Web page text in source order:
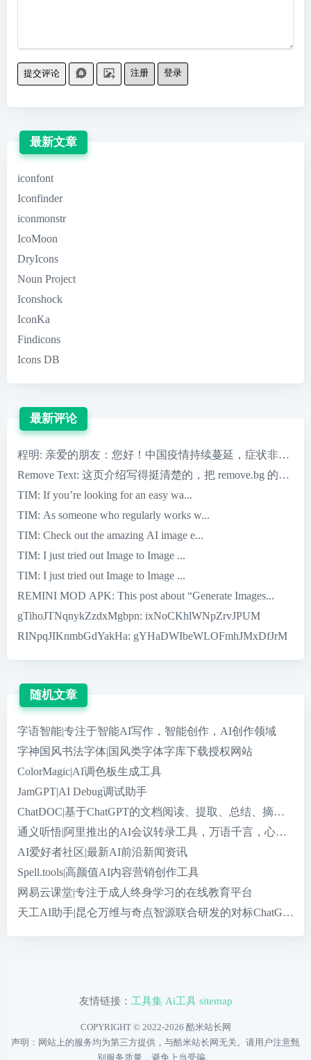
提交评论 注册 登录
最新文章
iconfont
Iconfinder
iconmonstr
IcoMoon
DryIcons
Noun Project
Iconshock
IconKa
Findicons
Icons DB
最新评论
程明: 亲爱的朋友：您好！中国疫情持续蔓延，症状非常严
Remove Text: 这页介绍写得挺清楚的，把 remove.bg 的核心
TIM: If you’re looking for an easy wa...
TIM: As someone who regularly works w...
TIM: Check out the amazing AI image e...
TIM: I just tried out Image to Image ...
TIM: I just tried out Image to Image ...
REMINI MOD APK: This post about “Generate Images...
gTihoJTNqnykZzdxMgbpn: ixNoCKhlWNpZrvJPUM
RINpqJIKnmbGdYakHa: gYHaDWIbeWLOFmhJMxDfJrM
随机文章
字语智能|专注于智能AI写作，智能创作，AI创作领域
字神国风书法字体|国风类字体字库下载授权网站
ColorMagic|AI调色板生成工具
JamGPT|AI Debug调试助手
ChatDOC|基于ChatGPT的文档阅读、提取、总结、摘要的工
通义听悟|阿里推出的AI会议转录工具，万语千言，心领神悟
AI爱好者社区|最新AI前沿新闻资讯
Spell.tools|高颜值AI内容营销创作工具
网易云课堂|专注于成人终身学习的在线教育平台
天工AI助手|昆仑万维与奇点智源联合研发的对标ChatGPT的
友情链接： 工具集 Ai工具 sitemap
COPYRIGHT © 2022-2026 酷米站长网
声明：网站上的服务均为第三方提供，与酷米站长网无关。请用户注意甄
别服务质量，避免上当受骗。